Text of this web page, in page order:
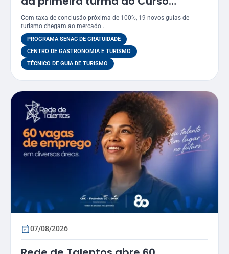
Técnico em Guia de Turismo pelo
PSG
Com taxa de conclusão próxima de 100%, 19 novos guias de
turismo chegam ao mercado...
PROGRAMA SENAC DE GRATUIDADE
CENTRO DE GASTRONOMIA E TURISMO
TÉCNICO DE GUIA DE TURISMO
07/08/2026